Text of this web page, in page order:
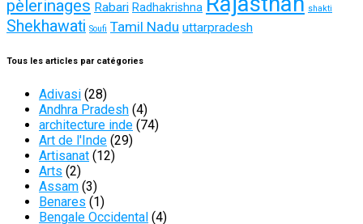
pèlerinages Rabari Radhakrishna shakti
Shekhawati Soufi Tamil Nadu uttarpradesh
Tous les articles par catégories
Adivasi (28)
Andhra Pradesh (4)
architecture inde (74)
Art de l'Inde (29)
Artisanat (12)
Arts (2)
Assam (3)
Benares (1)
Bengale Occidental (4)